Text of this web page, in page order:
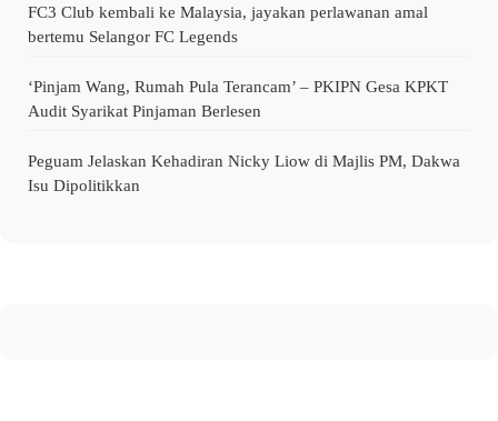
FC3 Club kembali ke Malaysia, jayakan perlawanan amal
bertemu Selangor FC Legends
‘Pinjam Wang, Rumah Pula Terancam’ – PKIPN Gesa KPKT
Audit Syarikat Pinjaman Berlesen
Peguam Jelaskan Kehadiran Nicky Liow di Majlis PM, Dakwa
Isu Dipolitikkan